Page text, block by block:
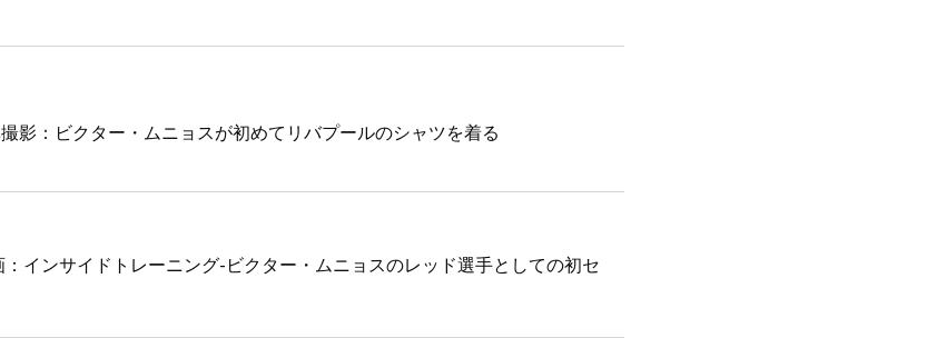
影：ビクター・ムニョスが初めてリバプールのシャツを着る
インサイドトレーニング-ビクター・ムニョスのレッド選手としての初セ